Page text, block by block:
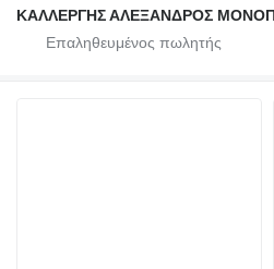
ΚΑΛΛΕΡΓΗΣ ΑΛΕΞΑΝΔΡΟΣ